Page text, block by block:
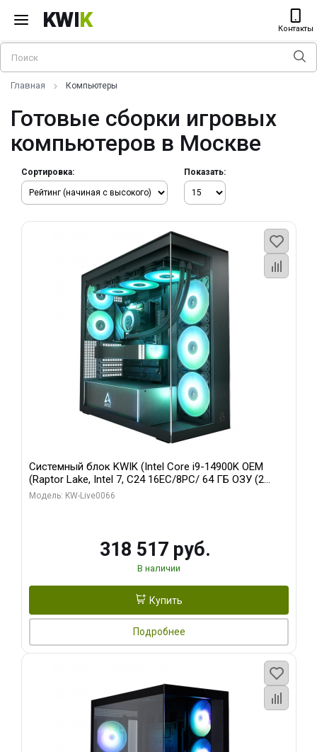
KWIK Контакты
Главная Компьютеры
Готовые сборки игровых
компьютеров в Москве
Сортировка: Показать:
Системный блок KWIK (Intel Core i9-14900K OEM
(Raptor Lake, Intel 7, C24 16EC/8PC/ 64 ГБ ОЗУ (2
модуля)/ Gigabyte RTX5080 XTREME WATERFORCE
Модель: KW-Live0066
318 517 руб.
В наличии
Купить
Подробнее